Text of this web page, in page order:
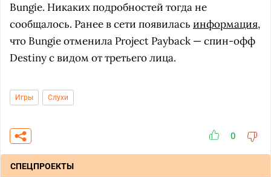
Bungie. Никаких подробностей тогда не
сообщалось. Ранее в сети появилась информация,
что Bungie отменила Project Payback — спин-офф
Destiny с видом от третьего лица.
Игры Слухи
0
СПЕЦПРОЕКТЫ